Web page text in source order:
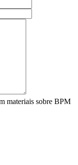
materiais sobre BPM